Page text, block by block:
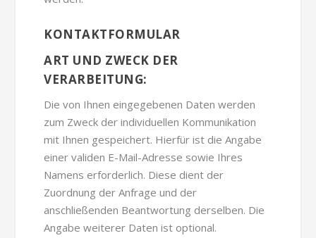
KONTAKTFORMULAR
ART UND ZWECK DER
VERARBEITUNG:
Die von Ihnen eingegebenen Daten werden
zum Zweck der individuellen Kommunikation
mit Ihnen gespeichert. Hierfür ist die Angabe
einer validen E-Mail-Adresse sowie Ihres
Namens erforderlich. Diese dient der
Zuordnung der Anfrage und der
anschließenden Beantwortung derselben. Die
Angabe weiterer Daten ist optional.